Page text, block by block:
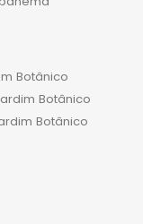
Botânico
Botânico
Botânico